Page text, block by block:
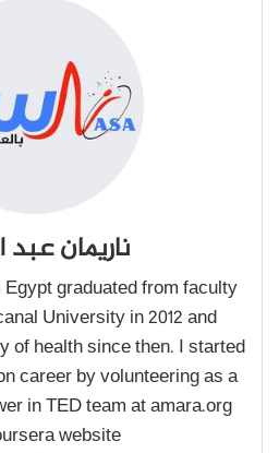
ناريمان عبد
graduated from faculty
University in 2012 and
of health since then. I started
career by volunteering as a
in TED team at amara.org
website